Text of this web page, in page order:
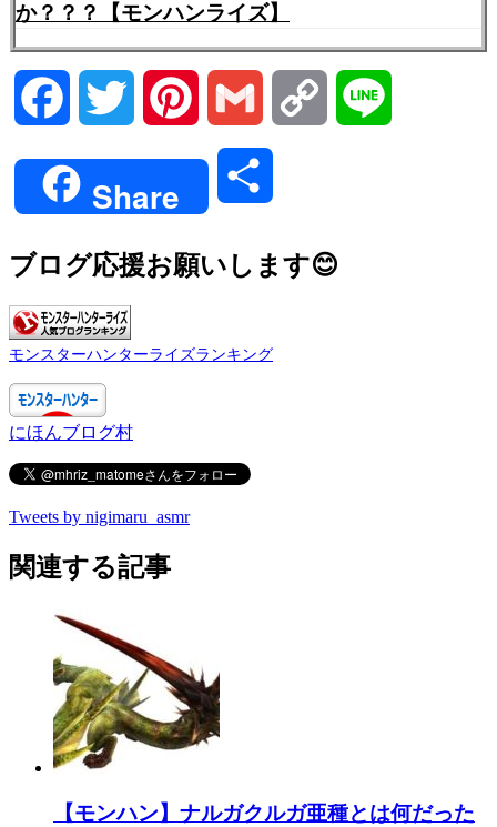
か？？？【モンハンライズ】
Facebook Twitter Pinterest Gmail Copy
Share
ブログ応援お願いします😊
モンスターハンターライズランキング
にほんブログ村
Tweets by nigimaru_asmr
関連する記事
【モンハン】ナルガクルガ亜種とは何だった